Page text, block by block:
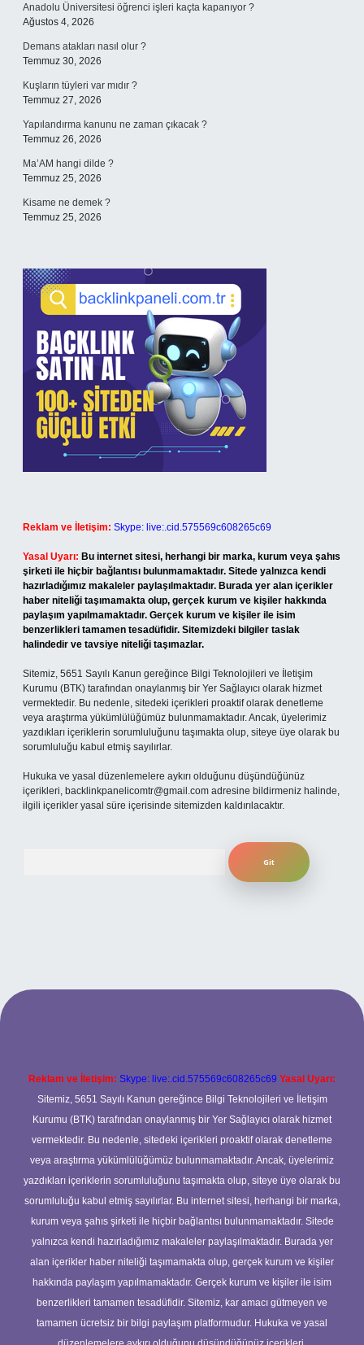
Anadolu Üniversitesi öğrenci işleri kaçta kapanıyor ?
Ağustos 4, 2026
Demans atakları nasıl olur ?
Temmuz 30, 2026
Kuşların tüyleri var mıdır ?
Temmuz 27, 2026
Yapılandırma kanunu ne zaman çıkacak ?
Temmuz 26, 2026
Ma’AM hangi dilde ?
Temmuz 25, 2026
Kisame ne demek ?
Temmuz 25, 2026
Reklam ve İletişim: Skype: live:.cid.575569c608265c69
Yasal Uyarı: Bu internet sitesi, herhangi bir marka, kurum veya şahıs
şirketi ile hiçbir bağlantısı bulunmamaktadır. Sitede yalnızca kendi
hazırladığımız makaleler paylaşılmaktadır. Burada yer alan içerikler
haber niteliği taşımamakta olup, gerçek kurum ve kişiler hakkında
paylaşım yapılmamaktadır. Gerçek kurum ve kişiler ile isim
benzerlikleri tamamen tesadüfidir. Sitemizdeki bilgiler taslak
halindedir ve tavsiye niteliği taşımazlar.
Sitemiz, 5651 Sayılı Kanun gereğince Bilgi Teknolojileri ve İletişim
Kurumu (BTK) tarafından onaylanmış bir Yer Sağlayıcı olarak hizmet
vermektedir. Bu nedenle, sitedeki içerikleri proaktif olarak denetleme
veya araştırma yükümlülüğümüz bulunmamaktadır. Ancak, üyelerimiz
yazdıkları içeriklerin sorumluluğunu taşımakta olup, siteye üye olarak bu
sorumluluğu kabul etmiş sayılırlar.
Hukuka ve yasal düzenlemelere aykırı olduğunu düşündüğünüz
içerikleri, backlinkpanelicomtr@gmail.com adresine bildirmeniz halinde,
ilgili içerikler yasal süre içerisinde sitemizden kaldırılacaktır.
Reklam ve İletişim: Skype: live:.cid.575569c608265c69 Yasal Uyarı:
Sitemiz, 5651 Sayılı Kanun gereğince Bilgi Teknolojileri ve İletişim
Kurumu (BTK) tarafından onaylanmış bir Yer Sağlayıcı olarak hizmet
vermektedir. Bu nedenle, sitedeki içerikleri proaktif olarak denetleme
veya araştırma yükümlülüğümüz bulunmamaktadır. Ancak, üyelerimiz
yazdıkları içeriklerin sorumluluğunu taşımakta olup, siteye üye olarak bu
sorumluluğu kabul etmiş sayılırlar. Bu internet sitesi, herhangi bir marka,
kurum veya şahıs şirketi ile hiçbir bağlantısı bulunmamaktadır. Sitede
yalnızca kendi hazırladığımız makaleler paylaşılmaktadır. Burada yer
alan içerikler haber niteliği taşımamakta olup, gerçek kurum ve kişiler
hakkında paylaşım yapılmamaktadır. Gerçek kurum ve kişiler ile isim
benzerlikleri tamamen tesadüfidir. Sitemiz, kar amacı gütmeyen ve
tamamen ücretsiz bir bilgi paylaşım platformudur. Hukuka ve yasal